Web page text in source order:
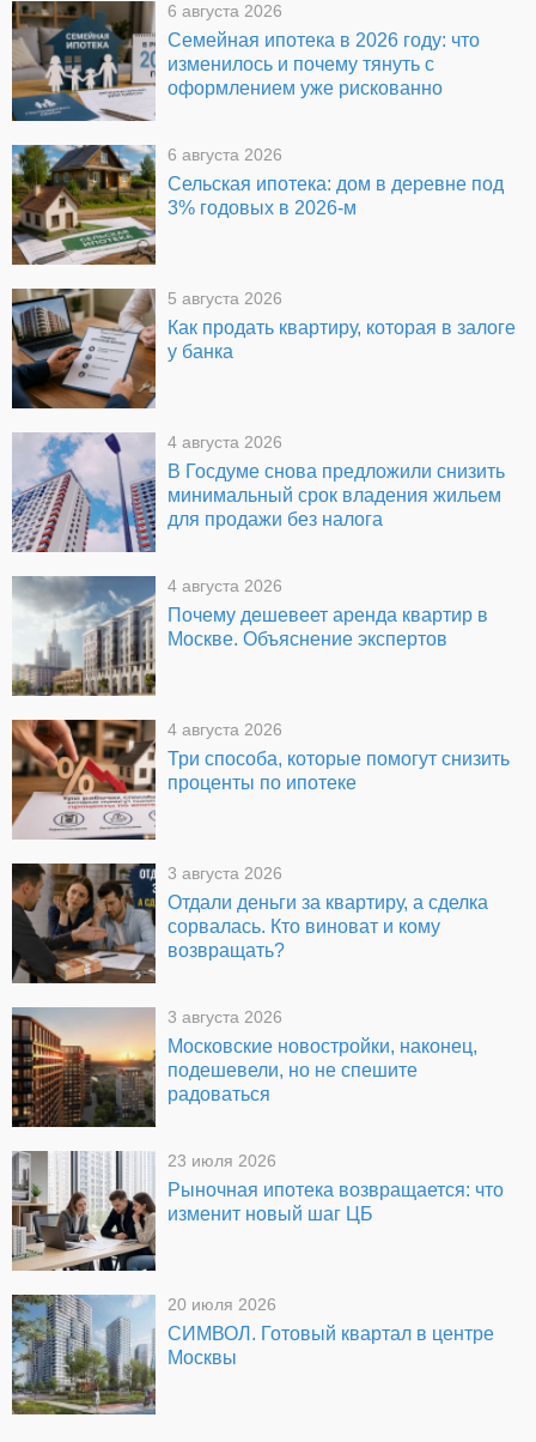
6 августа 2026
Семейная ипотека в 2026 году: что
изменилось и почему тянуть с
оформлением уже рискованно
6 августа 2026
Сельская ипотека: дом в деревне под
3% годовых в 2026-м
5 августа 2026
Как продать квартиру, которая в залоге
у банка
4 августа 2026
В Госдуме снова предложили снизить
минимальный срок владения жильем
для продажи без налога
4 августа 2026
Почему дешевеет аренда квартир в
Москве. Объяснение экспертов
4 августа 2026
Три способа, которые помогут снизить
проценты по ипотеке
3 августа 2026
Отдали деньги за квартиру, а сделка
сорвалась. Кто виноват и кому
возвращать?
3 августа 2026
Московские новостройки, наконец,
подешевели, но не спешите
радоваться
23 июля 2026
Рыночная ипотека возвращается: что
изменит новый шаг ЦБ
20 июля 2026
СИМВОЛ. Готовый квартал в центре
Москвы